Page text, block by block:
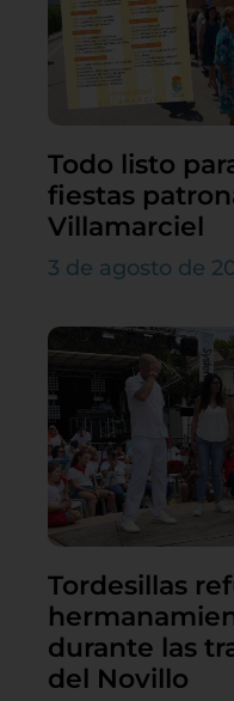
Todo listo
fiestas
Villamarciel
3 de agosto de
Tordesillas
durante las
del Novillo